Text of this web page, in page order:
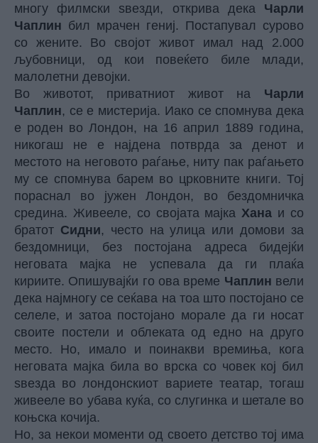
многу филмски ѕвезди, открива дека Чарли
Чаплин бил мрачен гениј. Постапувал сурово
со жените. Во својот живот имал над 2.000
љубовници, од кои повеќето биле млади,
малолетни девојки.
Во животот, приватниот живот на Чарли
Чаплин, се е мистерија. Иако се спомнува дека
е роден во Лондон, на 16 април 1889 година,
никогаш не е најдена потврда за денот и
местото на неговото раѓање, ниту пак раѓањето
му се спомнува барем во црковните книги. Тој
пораснал во јужен Лондон, во бездомничка
средина. Живееле, со својата мајкаХана и со
братот Сидни, често на улица или домови за
бездомници, без постојана адреса бидејќи
неговата мајка не успевала да ги плаќа
кириите. Опишувајќи го ова време Чаплин вели
дека најмногу се сеќава на тоа што постојано се
селеле, и затоа постојано морале да ги носат
своите постели и облеката од едно на друго
место. Но, имало и поинакви времиња, кога
неговата мајка била во врска со човек кој бил
ѕвезда во лондонскиот вариете театар, тогаш
живееле во убава куќа, со слугинка и шетале во
коњска кочија.
Но, за некои моменти од своето детство тој има